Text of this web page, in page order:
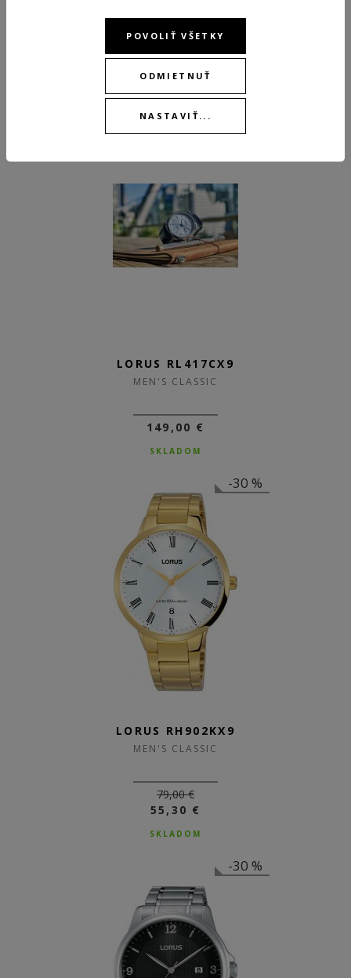
75,00 €
52,50 €
LORUS RL417CX9
MEN'S CLASSIC
149,00 €
SKLADOM
-30 %
LORUS RH902KX9
MEN'S CLASSIC
79,00 €
55,30 €
SKLADOM
-30 %
POVOLIŤ VŠETKY
ODMIETNUŤ
NASTAVIŤ...